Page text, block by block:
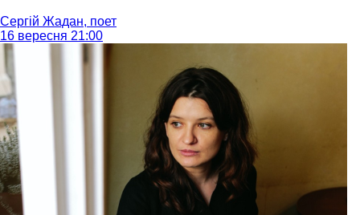
Сергій Жадан, поет
16 вересня 21:00